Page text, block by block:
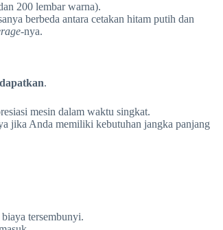
200 lembar warna).
berbeda antara cetakan hitam putih dan
-nya.
.
mesin dalam waktu singkat.
jika Anda memiliki kebutuhan jangka panjang
tersembunyi.